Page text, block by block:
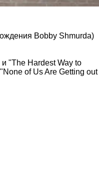
Bobby Shmurda)
"The Hardest Way to
"None of Us Are Getting out